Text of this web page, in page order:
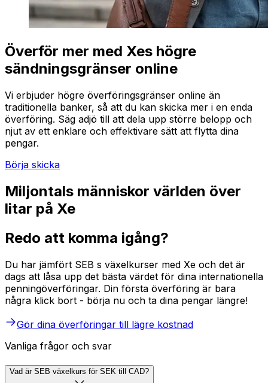
Överför mer med Xes högre
sändningsgränser online
Vi erbjuder högre överföringsgränser online än
traditionella banker, så att du kan skicka mer i en enda
överföring. Säg adjö till att dela upp större belopp och
njut av ett enklare och effektivare sätt att flytta dina
pengar.
Börja skicka
Miljontals människor världen över
litar på Xe
Redo att komma igång?
Du har jämfört SEB s växelkurser med Xe och det är
dags att låsa upp det bästa värdet för dina internationella
penningöverföringar. Din första överföring är bara
några klick bort - börja nu och ta dina pengar längre!
Gör dina överföringar till lägre kostnad
Vanliga frågor och svar
Vad är SEB växelkurs för SEK till CAD?